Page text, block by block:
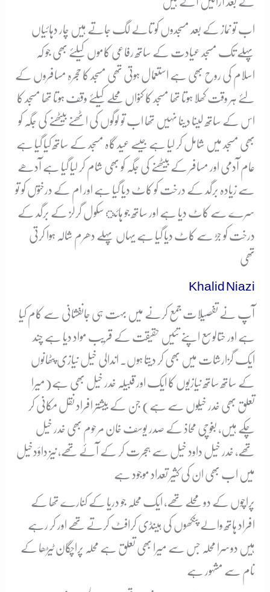
اب تو نماز کے بعد مسجدوں کو تالے لگ جاتے ہیں چار دہائیاں
پہلے تک مسجد عیادت کے ساتھ رفاعی کاموں کیلئے بھی جو کہ
اسلام کی روح بھی ہے استعمال ہوتی تھی مسجد کا حجرہ مسافروں کے
لئے ہر وقت کھلا ہوتا تھا مسجد کا کنواں محلے کیلئے وقف ہوتا تھا مسجد کا
اس کے ساتھ لینا دینا نہیں تھا اب تو لوگوں کی اٹھنے بیٹھنے کی جگہ کو
بھی مسجد میں شامل کر لیا ہے جیسے عید گاہ مسجد کے ساتھ کیا گیا ہے
عام آدمی اور مسافر کے بیٹھنے کی جگہ کو بھی شام کر لیا گیا ہے آدھے
سے زیادہ برگد کے درخت کو کاٹ دیا گیا ہے اور ام کے درختوں کو تو
سرے سے کاٹ دیا ہے اور ساتھ جو ہائ سکول گرلز کے برگد کے
درخت کو جڑ سے کاٹ دیا گیا ہے یہاں پہلے دھرم شالہ ہوا کرتی
تھی
Khalid Niazi
آپ نے تفصیلات جمع کرنے میں بہت ہی جانفشانی سے کام کیا
ہے اور حتالوسع اپنے تئیں حقیقت کے قریب مواد دیا ہے چند
ایک گزارشات میں بھی کر دیتا ہوں۔ اندالی خیل نیازی پٹھانوں
کے ساتھ ساتھ نیازیوں کا ایک اور قبیلہ خدر خیل بھی ہے(میرا
تعلق بھی خدر خیلوں سے ہے) جن کے بیشتر افراد نقل مکانی کر
چکے ہیں، بغوچی محاذ کے صدر یوسف خان مرحوم بھی خدر خیل
تھے, خدر خیل داود خیل سے ہجرت کر کے آئے تھے، نیز داؤدخیل
میں اب بھی ان کی کثیر تعداد موجود ہے
پراچوں کے دو محلے تھے، ایک محلہ جو دریا کے کنارے تھا کے
افراد ہاتھ والے پنکھوں کی ہینڈی کرافٹ کرتے تھے اور کر رہے
ہیں دوسرا محلہ جس سے میرا بھی تعلق ہے محلہ پراچگان ٹیڑھا کے
نام سے مشہور ہے